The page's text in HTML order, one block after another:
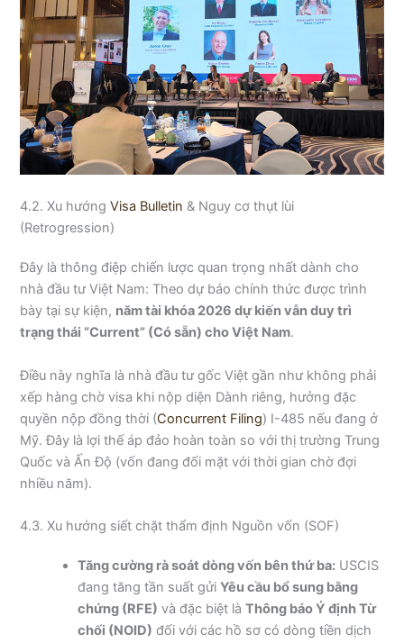
4.2. Xu hướngVisa Bulletin & Nguy cơ thụt lùi
(Retrogression)
Đây là thông điệp chiến lược quan trọng nhất dành cho
nhà đầu tư Việt Nam: Theo dự báo chính thức được trình
bày tại sự kiện, năm tài khóa 2026 dự kiến vẫn duy trì
trạng thái “Current” (Có sẵn) cho Việt Nam.
Điều này nghĩa là nhà đầu tư gốc Việt gần như không phải
xếp hàng chờ visa khi nộp diện Dành riêng, hưởng đặc
quyền nộp đồng thời (Concurrent Filing) I-485 nếu đang ở
Mỹ. Đây là lợi thế áp đảo hoàn toàn so với thị trường Trung
Quốc và Ấn Độ (vốn đang đối mặt với thời gian chờ đợi
nhiều năm).
4.3. Xu hướng siết chặt thẩm định Nguồn vốn (SOF)
Tăng cường rà soát dòng vốn bên thứ ba: USCIS
đang tăng tần suất gửiYêu cầu bổ sung bằng
chứng (RFE) và đặc biệt làThông báo Ý định Từ
chối (NOID) đối với các hồ sơ có dòng tiền dịch